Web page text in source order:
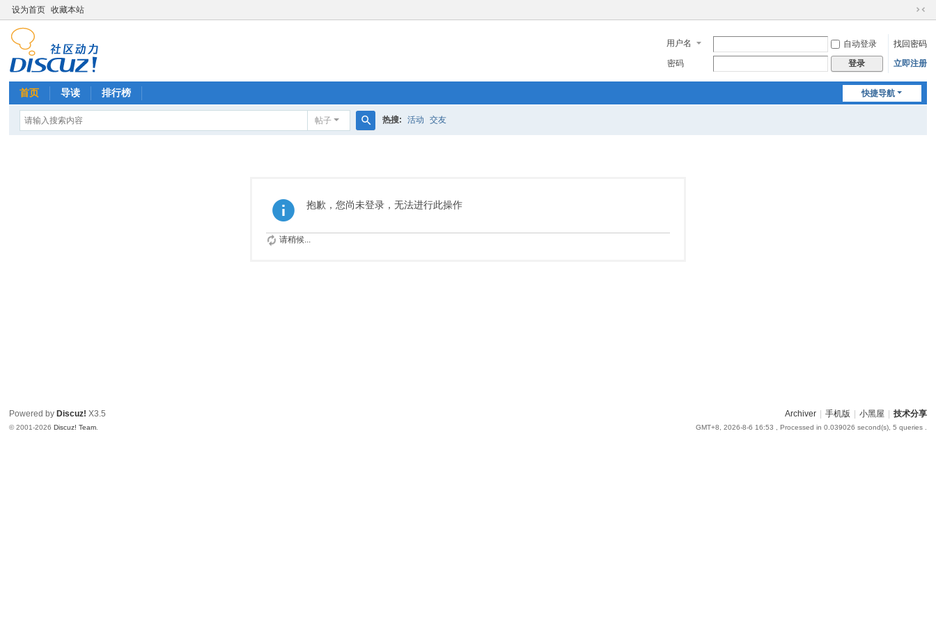
设为首页 收藏本站
切
到
窄
用户名 自动登录
找回密码
密码
登录 立即注册
快捷导航
首页 导读 排行榜
帖子 热搜: 活动 交友
抱歉，您尚未登录，无法进行此操作
请稍候...
Archiver 手机版 小黑屋 技术分享
GMT+8, 2026-8-6 16:53 , Processed in 0.039026 second(s), 5 queries .
Powered by Discuz! X3.5
© 2001-2026Discuz! Team